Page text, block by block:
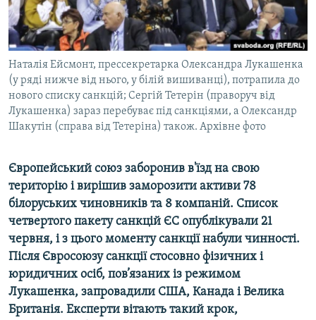
Усі сайти RFE/RL
Наталія Ейсмонт, прессекретарка Олександра Лукашенка
(у ряді нижче від нього, у білій вишиванці), потрапила до
нового списку санкцій; Сергій Тетерін (праворуч від
Лукашенка) зараз перебуває під санкціями, а Олександр
Шакутін (справа від Тетеріна) також. Архівне фото
Європейський союз заборонив в'їзд на свою
територію і вирішив заморозити активи 78
білоруських чиновників та 8 компаній. Список
четвертого пакету санкцій ЄС опублікували 21
червня, і з цього моменту санкції набули чинності.
Після Євросоюзу санкції стосовно фізичних і
юридичних осіб, пов’язаних із режимом
Лукашенка, запровадили США, Канада і Велика
Британія. Експерти вітають такий крок,